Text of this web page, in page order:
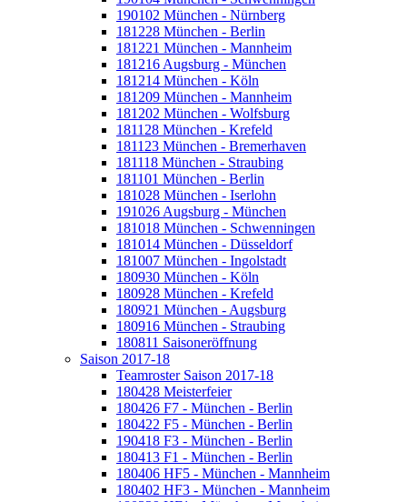
190102 München - Nürnberg
181228 München - Berlin
181221 München - Mannheim
181216 Augsburg - München
181214 München - Köln
181209 München - Mannheim
181202 München - Wolfsburg
181128 München - Krefeld
181123 München - Bremerhaven
181118 München - Straubing
181101 München - Berlin
181028 München - Iserlohn
191026 Augsburg - München
181018 München - Schwenningen
181014 München - Düsseldorf
181007 München - Ingolstadt
180930 München - Köln
180928 München - Krefeld
180921 München - Augsburg
180916 München - Straubing
180811 Saisoneröffnung
Saison 2017-18
Teamroster Saison 2017-18
180428 Meisterfeier
180426 F7 - München - Berlin
180422 F5 - München - Berlin
190418 F3 - München - Berlin
180413 F1 - München - Berlin
180406 HF5 - München - Mannheim
180402 HF3 - München - Mannheim